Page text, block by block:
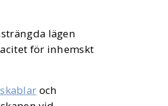
lägen
för inhemskt
och